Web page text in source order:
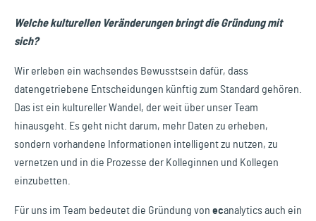
Welche kulturellen Veränderungen bringt die Gründung mit
sich?
Wir erleben ein wachsendes Bewusstsein dafür, dass
datengetriebene Entscheidungen künftig zum Standard gehören.
Das ist ein kultureller Wandel, der weit über unser Team
hinausgeht. Es geht nicht darum, mehr Daten zu erheben,
sondern vorhandene Informationen intelligent zu nutzen, zu
vernetzen und in die Prozesse der Kolleginnen und Kollegen
einzubetten.
Für uns im Team bedeutet die Gründung von ecanalyticsauch ein